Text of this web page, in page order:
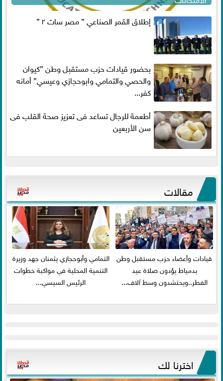
إطلاق القمر الصناعي ” مصر سات ٢ ”
بحضور قيادات حزب مستقبل وطن ”كيوان
والحصي والتمامي وابوحجازي وعيسي” أمانه
كفر...
أطعمة للرجال تساعد فى تعزيز صحة القلب فى
سن الأربعين
مقالات
قيادات وأعضاء حزب مستقبل وطن
بدمياط يؤدون صلاة عيد
الفطر..ويحتشدون وسط آلاف...
التمامي وأبوحجازي يثمنان جهد وزيرة
التنمية المحلية في مواكبة خطوات
الرئيس السيسي...
اخترنا لك